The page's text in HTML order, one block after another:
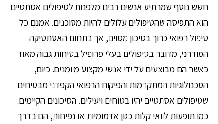
חשש נוסף שמרתיע אנשים רבים מלפנות לטיפולים אסתטיים
הוא התפיסה שהטיפולים עלולים להיות מסוכנים. אמנם כל
טיפול רפואי כרוך בסיכון מסוים, אך בתחום האסתטיקה
המודרני, מדובר בטיפולים בעלי פרופיל בטיחות גבוה מאוד
כאשר הם מבוצעים על ידי אנשי מקצוע מיומנים. כיום,
הטכנולוגיות המתקדמות והפיקוח הרפואי הקפדני מבטיחים
שטיפולים אסתטיים יהיו בטוחים ויעילים. הסיכונים הקיימים,
כמו תופעות לוואי קלות כגון אדמומיות או נפיחות, הם בדרך